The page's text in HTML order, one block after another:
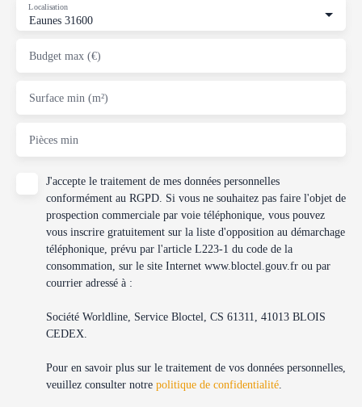
Eaunes 31600
Localisation
Budget max (€)
Surface min (m²)
Pièces min
J'accepte le traitement de mes données personnelles
conformément au RGPD. Si vous ne souhaitez pas faire l'objet de
prospection commerciale par voie téléphonique, vous pouvez
vous inscrire gratuitement sur la liste d'opposition au démarchage
téléphonique, prévu par l'article L223-1 du code de la
consommation, sur le site Internet www.bloctel.gouv.fr ou par
courrier adressé à :
Société Worldline, Service Bloctel, CS 61311, 41013 BLOIS
CEDEX.
Pour en savoir plus sur le traitement de vos données personnelles,
veuillez consulter notre politique de confidentialité